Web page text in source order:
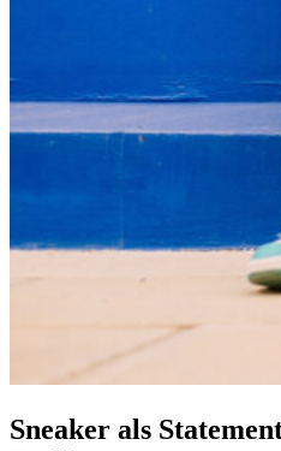
Sneaker als